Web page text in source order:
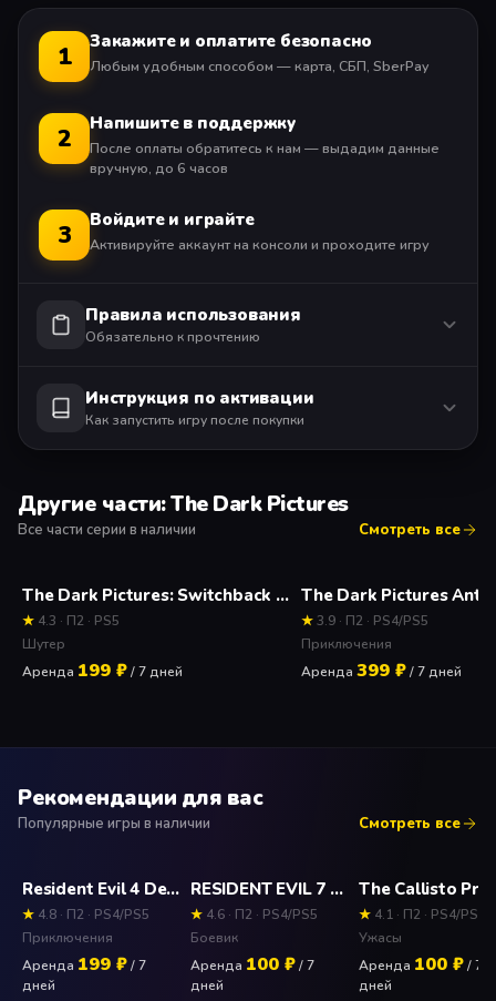
В The Devil In Me группа документалистов получает
таинственный звонок с приглашением в современную
копию Замка убийств маньяка Г. Г. Холмса. По прибытии
съёмочная группа обнаруживает, что за ними
наблюдают, а их действиями пытаются управлять, и на
кону оказывается гораздо больше, чем просто рейтинг
их шоу.
С чего бы вы ни начали, не играйте в одиночку!
Сетевая многопользовательская игра (2 игрока).
Требуется оплаченная подписка на PlayStation Plus.
1 Закажите и оплатите безопасно
Любым удобным способом — карта, СБП, SberPay
2 Напишите в поддержку
После оплаты обратитесь к нам — выдадим данные
вручную, до 6 часов
3 Войдите и играйте
Активируйте аккаунт на консоли и проходите игру
Правила использования
Обязательно к прочтению
Инструкция по активации
Как запустить игру после покупки
Другие части: The Dark Pictures
Все части серии в наличии Смотреть все
The Dark Pictures: Switchback VR Прокат и аренда игры 7 дней
★ 4.3 · П2 · PS5
Шутер
Аренда 199 ₽/ 7 дней
★3.9 · П2 · PS4/PS5
Приключения
Аренда 399 ₽/ 7 дней
Рекомендации для вас
Популярные игры в наличии Смотреть все
Resident Evil 4 Deluxe Edition Прокат и аренда игры 7 дней
★ 4.8 · П2 · PS4/PS5
Приключения
Аренда 199 ₽/ 7
дней
RESIDENT EVIL 7 biohazard (PS4) Прокат и аренда игры 7 дней
★ 4.6 · П2 · PS4/PS5
Боевик
Аренда 100 ₽/ 7
дней
★ 4.1 · П2 · PS4/PS5
Ужасы
Аренда 100 ₽/ 7
дней